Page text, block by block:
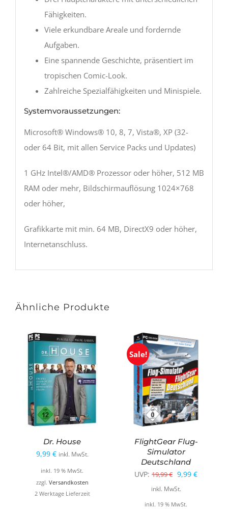
Fähigkeiten.
Viele erkundbare Areale und fordernde
Aufgaben.
Eine spannende Geschichte, präsentiert im
tropischen Comic-Look.
Zahlreiche Spezialfähigkeiten und Minispiele.
Systemvoraussetzungen:
Microsoft® Windows® 10, 8, 7, Vista®, XP (32-
oder 64 Bit, mit allen Service Packs und Updates)
1 GHz Intel®/AMD® Prozessor oder höher, 512 MB
RAM oder mehr, Bildschirmauflösung 1024×768
oder höher,
Grafikkarte mit min. 64 MB, DirectX9 oder höher,
Internetanschluss.
Ähnliche Produkte
Dr. House
9,99 € inkl. MwSt.
inkl. 19 % MwSt.
zzgl. Versandkosten
2 Werktage Lieferzeit
Sale!
FlightGear Flug-
Simulator
Deutschland
UVP: 19,99€ Ursprünglicher
Preis
war:
9,99 €Aktueller
inkl. MwSt.
inkl. 19 % MwSt.